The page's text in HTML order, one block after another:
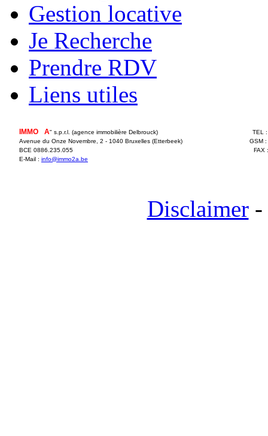
Gestion locative
Je Recherche
Prendre RDV
Liens utiles
IMMO A" s.p.r.l. (agence immobilière Delbrouck)
Avenue du Onze Novembre, 2 - 1040 Bruxelles (Etterbeek)
BCE 0886.235.055
E-Mail : info@immo2a.be
TEL
GSM
FAX
Disclaimer-